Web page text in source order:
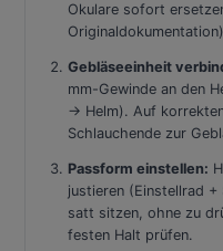
Okulare sofort
Gebläseeinheit
mm-Gewinde an den
→ Helm). Auf
Schlauchende zur
Passform einstellen:
justieren (Einstellrad
satt sitzen, ohne zu
festen Halt prüfen.